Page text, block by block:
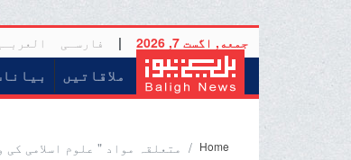
جمعه, اگست 7, 2026 | فارسـی
ملاقاتیں
Home متعلقہ مواد " علوم اسلامی